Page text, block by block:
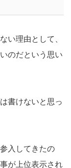
い理由として、
のだという思い
書けないと思っ
入してきたの
が上位表示され